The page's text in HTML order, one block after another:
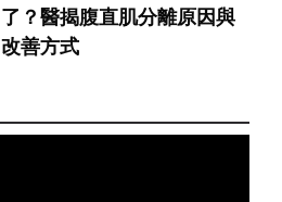
了？醫揭腹直肌分離原因與
改善方式